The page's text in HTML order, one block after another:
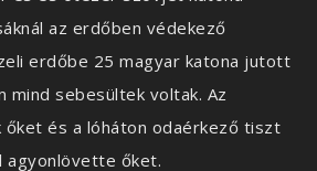
az erdőben védekező
erdőbe 25 magyar katona jutott
mind sebesültek voltak. Az
és a lóháton odaérkező tiszt
agyonlövette őket.